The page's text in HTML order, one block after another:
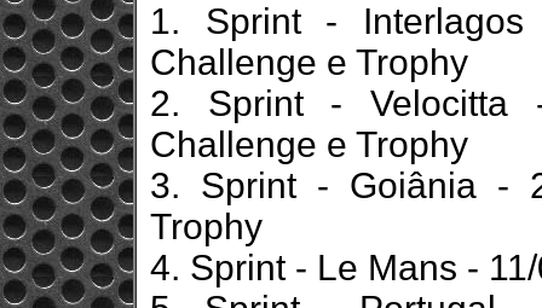
1. Sprint -
Challenge e Trophy
2. Sprint - Velocitta
Challenge e Trophy
3. Sprint - Goiânia -
Trophy
4. Sprint - Le Mans -